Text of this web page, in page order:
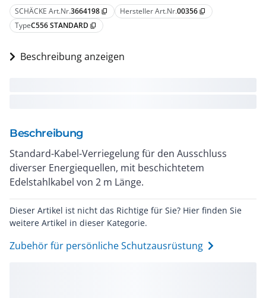
SCHÄCKE Art.Nr.3664198 content_copy Hersteller Art.Nr.00356 content_copy
TypeC556 STANDARD content_copy
Beschreibung anzeigen
Beschreibung
Standard-Kabel-Verriegelung für den Ausschluss
diverser Energiequellen, mit beschichtetem
Edelstahlkabel von 2 m Länge.
Dieser Artikel ist nicht das Richtige für Sie? Hier finden Sie
weitere Artikel in dieser Kategorie.
Zubehör für persönliche Schutzausrüstung